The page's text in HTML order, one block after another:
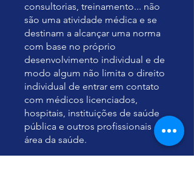
consultorias, treinamento... não
são uma atividade médica e se
destinam a alcançar uma norma
com base no próprio
desenvolvimento individual e de
modo algum não limita o direito
individual de entrar em contato
com médicos licenciados,
hospitais, instituições de saúde
pública e outros profissionais da